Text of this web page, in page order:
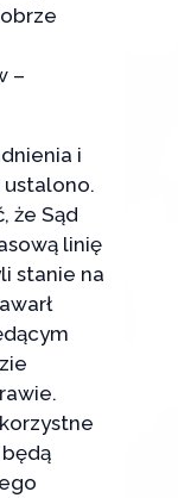
–
i
ustalono.
że Sąd
linię
stanie na